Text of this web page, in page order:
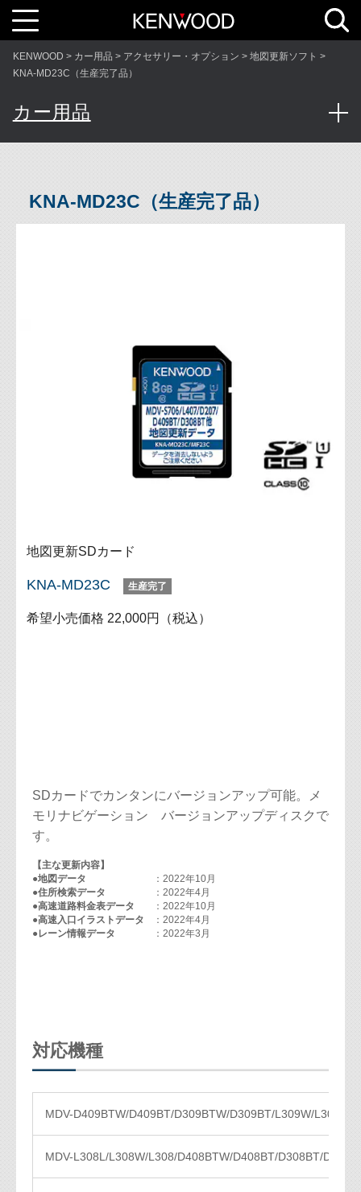
T
o
g
g
l
e
n
g
a
KENWOOD カー用品 アクセサリー・オプション
地図更新ソフト
KNA-MD23C（生産完了品）
カー用品
KNA-MD23C（生産完了品）
地図更新SDカード
KNA-MD23C 生産完了
希望小売価格 22,000円（税込）
SDカードでカンタンにバージョンアップ可能。メ
モリナビゲーション バージョンアップディスクで
す。
【主な更新内容】
●地図データ
：2022年10月
●住所検索データ
：2022年4月
●高速道路料金表データ
：2022年10月
●高速入口イラストデータ
：2022年4月
●レーン情報データ
：2022年3月
対応機種
MDV-D409BTW/D409BT/D309BTW/D309BT/L309W/L309/
MDV-L308L/L308W/L308/D408BTW/D408BT/D308BT/